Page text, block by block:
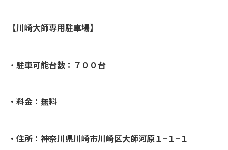
【川崎大師専用駐車場】
・ 駐車可能台数：７００台
・料金：無料
・住所：神奈川県川崎市川崎区大師河原１−１−１